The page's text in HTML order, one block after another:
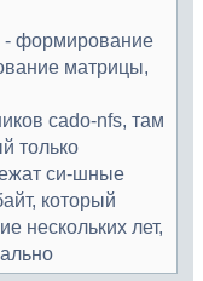
- формирование
матрицы,
cado-nfs, там
только
си-шные
который
нескольких лет,